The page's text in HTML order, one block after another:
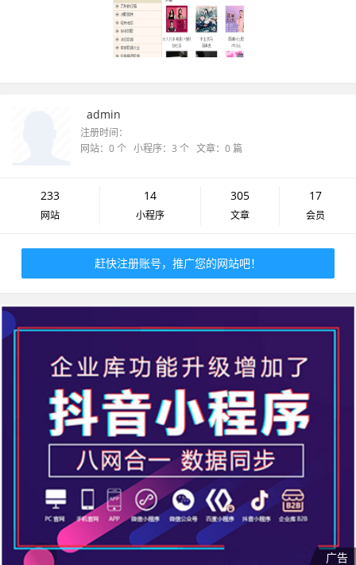
admin
注册时间：
网站：0 个 小程序：3 个 文章：0 篇
233
网站
14
小程序
305
文章
17
会员
赶快注册账号，推广您的网站吧！